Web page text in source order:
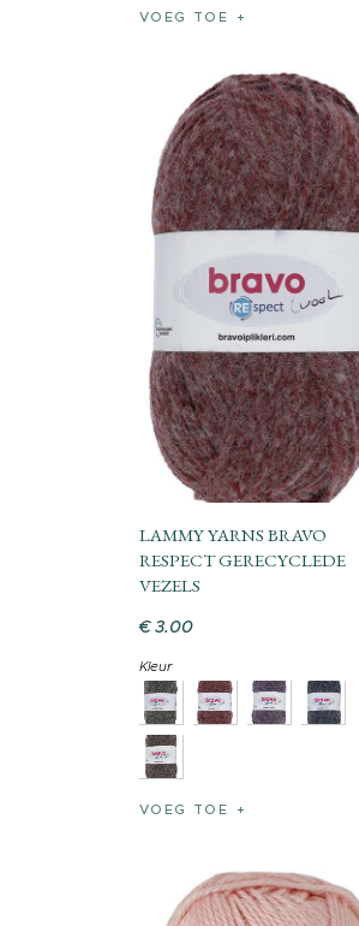
VOEG TOE
LAMMY YARNS BRAVO
RESPECT GERECYCLEDE
VEZELS
€ 3.00
Kleur
VOEG TOE